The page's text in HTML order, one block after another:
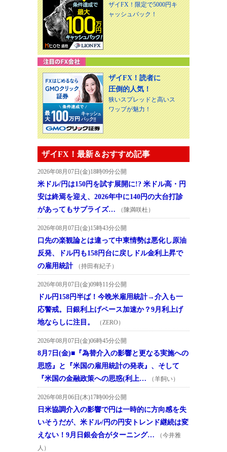
ザイFX！限定で5000円キ
ャッシュバック！
ザイFX！読者に
圧倒的人気！
狭いスプレッドと高いス
ワップが魅力！
ザイFX！最新＆おすすめ記事
2026年08月07日(金)18時09分公開
米ドル/円は150円を試す展開に!? 米ドル高・円
安は終焉を迎え、2026年中に140円の大台打診
があってもサプライズ…
（陳満咲杜）
2026年08月07日(金)15時43分公開
口先の楽観論とは違って中東情勢は悪化し原油
反発、ドル円も158円台に戻しドル金利上昇で
の雇用統計
（持田有紀子）
2026年08月07日(金)09時11分公開
ドル円158円半ば！今晩米雇用統計→介入も一
応警戒。日銀利上げペース加速か？9月利上げ
地ならしに注目。
（ZERO）
2026年08月07日(金)06時45分公開
8月7日(金)■『為替介入の影響と更なる実施への
思惑』と『米国の雇用統計の発表』、そして
『米国の金融政策への思惑(利上…
（羊飼い）
2026年08月06日(木)17時00分公開
日米協調介入の影響で円は一時的に方向感を失
いそうだが、米ドル/円の円安トレンド継続は変
えない！9月日銀会合がターニング…
（今井雅
人）